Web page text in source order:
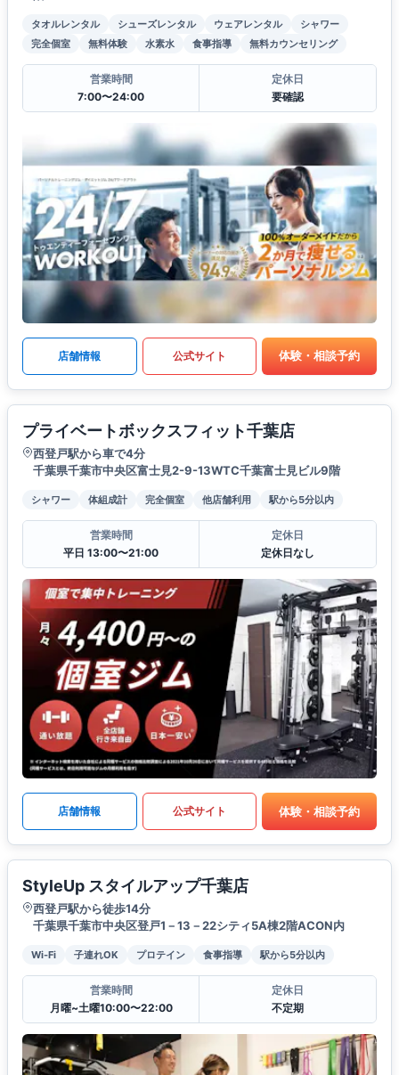
タオルレンタル シューズレンタル ウェアレンタル
シャワー
完全個室
無料体験 水素水 食事指導 無料カウンセリング
営業時間
7:00〜24:00
定休日
要確認
店舗情報 公式サイト 体験・相談予約
プライベートボックスフィット千葉店
西登戸駅から車で4分
千葉県千葉市中央区富士見2-9-13WTC千葉富士見ビル9階
シャワー 体組成計 完全個室 他店舗利用 駅から5分以内
営業時間
平日 13:00〜21:00
定休日
定休日なし
店舗情報 公式サイト 体験・相談予約
StyleUp スタイルアップ千葉店
西登戸駅から徒歩14分
千葉県千葉市中央区登戸1－13－22シティ5A棟2階ACON内
Wi-Fi 子連れOK プロテイン 食事指導 駅から5分以内
営業時間
月曜~土曜10:00〜22:00
定休日
不定期